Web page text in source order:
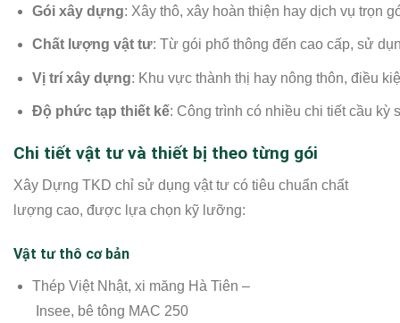
Gói xây dựng: Xây thô, xây hoàn thiện hay dịch vụ trọn
Chất lượng vật tư: Từ gói phổ thông đến cao cấp, sử
Vị trí xây dựng: Khu vực thành thị hay nông thôn, điều
Độ phức tạp thiết kế: Công trình có nhiều chi tiết cầu kỳ
Chi tiết vật tư và thiết bị theo từng gói
Xây Dựng TKD chỉ sử dụng vật tư có tiêu chuẩn chất
lượng cao, được lựa chọn kỹ lưỡng:
Vật tư thô cơ bản
Thép Việt Nhật, xi măng Hà Tiên –
Insee, bê tông MAC 250